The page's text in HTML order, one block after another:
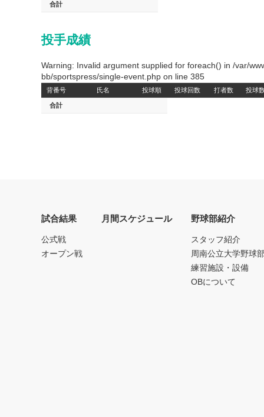
合計
投手成績
Warning: Invalid argument supplied for foreach() in /var/
bb/sportspress/single-event.php on line 385
背番号 氏名 投球順 投球回数 打者数 投球
合計
試合結果
公式戦
オープン戦
月間スケジュール 野球部紹介
スタッフ紹介
周南公立大学野球
練習施設・設備
OBについて